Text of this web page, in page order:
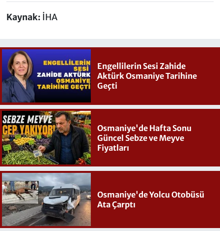
Kaynak: İHA
Engellilerin Sesi Zahide
Aktürk Osmaniye Tarihine
Geçti
Osmaniye'de Hafta Sonu
Güncel Sebze ve Meyve
Fiyatları
Osmaniye'de Yolcu Otobüsü
Ata Çarptı